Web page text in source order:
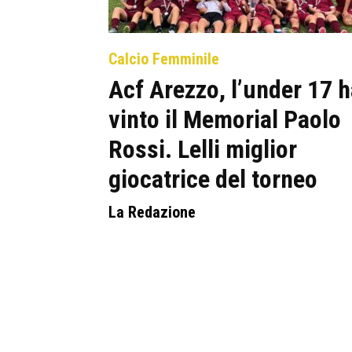
Calcio Femminile
Acf Arezzo, l’under 17
vinto il Memorial Paolo
Rossi. Lelli miglior
giocatrice del torneo
La Redazione